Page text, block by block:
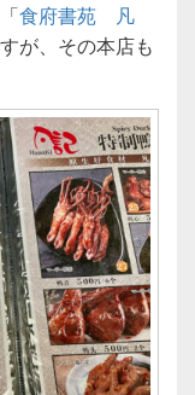
食府書苑 凡
が、その本店も